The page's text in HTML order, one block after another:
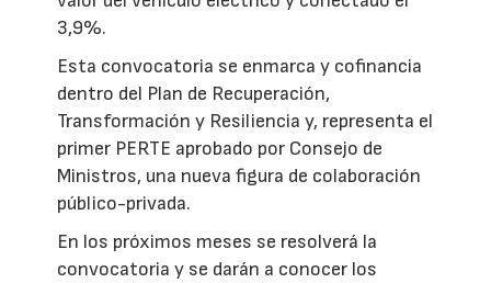
3,9%.
Esta convocatoria se enmarca y cofinancia
dentro del Plan de Recuperación,
Transformación y Resiliencia y, representa el
primer PERTE aprobado por Consejo de
Ministros, una nueva figura de colaboración
público-privada.
En los próximos meses se resolverá la
convocatoria y se darán a conocer los